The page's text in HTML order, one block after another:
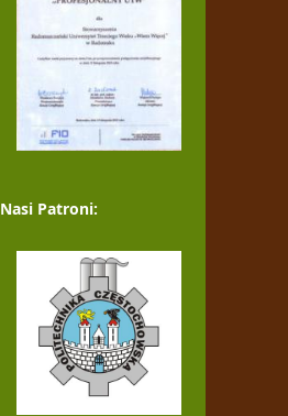
Nasi Patroni: